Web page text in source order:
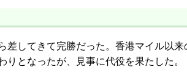
してきて完勝だった。香港マイル以
となったが、見事に代役を果たした。